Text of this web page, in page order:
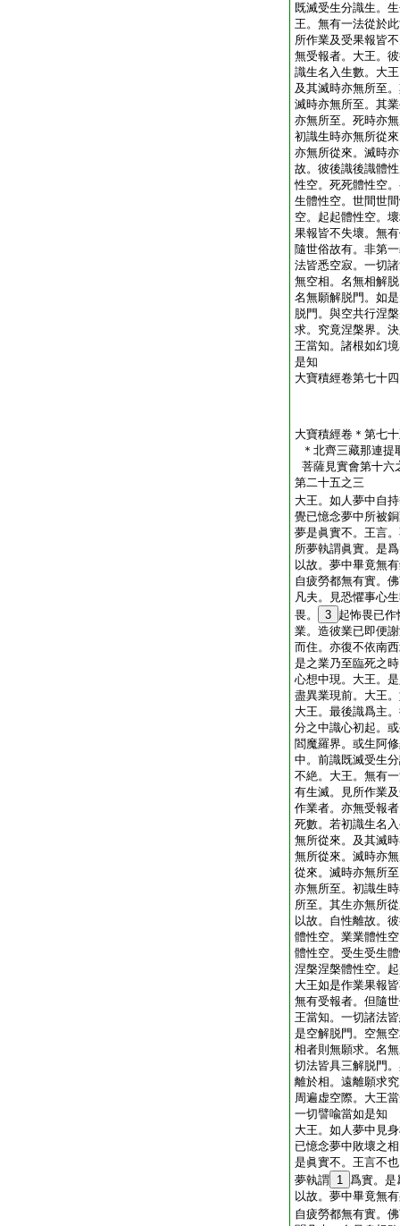
既滅受生分識生。
王。無有一法從於
所作業及受果報皆
無受報者。大王。
識生名入生數。大
及其滅時亦無所至
滅時亦無所至。其
亦無所至。死時亦
初識生時亦無所從
亦無所從來。滅時
故。彼後識後識體
性空。死死體性空
生體性空。世間世
空。起起體性空。
果報皆不失壞。無
隨世俗故有。非第
法皆悉空寂。一切
無空相。名無相解
名無願解脱門。如
脱門。與空共行涅
求。究竟涅槃界。
王當知。諸根如幻
是知
大寶積經卷第七十四
大寶積經卷＊第七
＊北齊三藏那連提
菩薩見實會第十六
第二十五之三
大王。如人夢中自
覺已憶念夢中所被
夢是眞實不。王言
所夢執謂眞實。是
以故。夢中畢竟無
自疲勞都無有實。
凡夫。見恐懼事心
畏。
3 起怖畏已
業。造彼業已即便
而住。亦復不依南
是之業乃至臨死之
心想中現。大王。
盡異業現前。大王
大王。最後識爲主
分之中識心初起。
閻魔羅界。或生阿
中。前識既滅受生
不絶。大王。無有
有生滅。見所作業
作業者。亦無受報
死數。若初識生名
無所從來。及其滅
無所從來。滅時亦
從來。滅時亦無所
亦無所至。初識生
所至。其生亦無所
以故。自性離故。
體性空。業業體性
體性空。受生受生
涅槃涅槃體性空。
大王如是作業果報
無有受報者。但隨
王當知。一切諸法
是空解脱門。空無
相者則無願求。名
切法皆具三解脱門
離於相。遠離願求
周遍虚空際。大王
一切譬喩當如是知
大王。如人夢中見
已憶念夢中敗壞之
是眞實不。王言不
夢執謂 1 爲實。是
以故。夢中畢竟無
自疲勞都無有實。